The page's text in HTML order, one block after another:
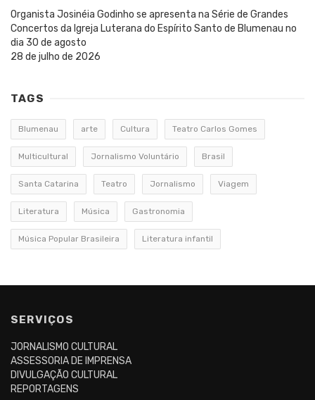
Organista Josinéia Godinho se apresenta na Série de Grandes
Concertos da Igreja Luterana do Espírito Santo de Blumenau no
dia 30 de agosto
28 de julho de 2026
TAGS
Blumenau arte Cultura Teatro Carlos Gomes
Multicultural Jornalismo Voluntário Brasil
Santa Catarina Teatro Jornalismo Viagem
Literatura Música Gastronomia
Música Popular Brasileira Literatura infantil
SERVIÇOS
JORNALISMO CULTURAL
ASSESSORIA DE IMPRENSA
DIVULGAÇÃO CULTURAL
REPORTAGENS